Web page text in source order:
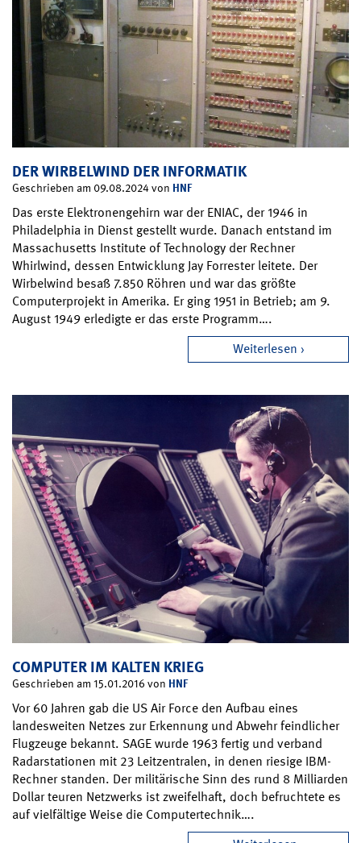
DER WIRBELWIND DER INFORMATIK
Geschrieben am 09.08.2024 von HNF
Das erste Elektronengehirn war der ENIAC, der 1946 in
Philadelphia in Dienst gestellt wurde. Danach entstand im
Massachusetts Institute of Technology der Rechner
Whirlwind, dessen Entwicklung Jay Forrester leitete. Der
Wirbelwind besaß 7.850 Röhren und war das größte
Computerprojekt in Amerika. Er ging 1951 in Betrieb; am 9.
August 1949 erledigte er das erste Programm….
Weiterlesen
COMPUTER IM KALTEN KRIEG
Geschrieben am 15.01.2016 von HNF
Vor 60 Jahren gab die US Air Force den Aufbau eines
landesweiten Netzes zur Erkennung und Abwehr feindlicher
Flugzeuge bekannt. SAGE wurde 1963 fertig und verband
Radarstationen mit 23 Leitzentralen, in denen riesige IBM-
Rechner standen. Der militärische Sinn des rund 8 Milliarden
Dollar teuren Netzwerks ist zweifelhaft, doch befruchtete es
auf vielfältige Weise die Computertechnik….